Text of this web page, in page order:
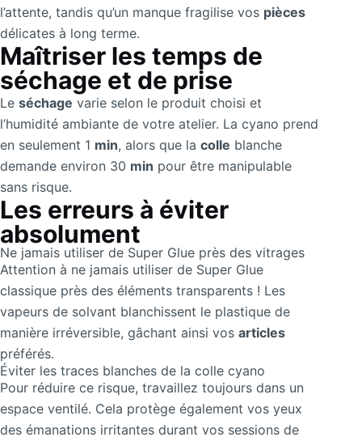
l’attente, tandis qu’un manque fragilise vos pièces
délicates à long terme.
Maîtriser les temps de
séchage et de prise
Le séchage varie selon le produit choisi et
l’humidité ambiante de votre atelier. La cyano prend
en seulement 1 min, alors que la colle blanche
demande environ 30 min pour être manipulable
sans risque.
Les erreurs à éviter
absolument
Ne jamais utiliser de Super Glue près des vitrages
Attention à ne jamais utiliser de Super Glue
classique près des éléments transparents ! Les
vapeurs de solvant blanchissent le plastique de
manière irréversible, gâchant ainsi vos articles
préférés.
Éviter les traces blanches de la colle cyano
Pour réduire ce risque, travaillez toujours dans un
espace ventilé. Cela protège également vos yeux
des émanations irritantes durant vos sessions de